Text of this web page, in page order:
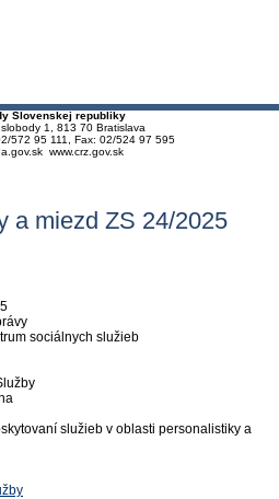
Slovenskej republiky
1, 813 70 Bratislava
572 95 111, Fax: 02/524 97 595
www.crz.gov.sk
a miezd ZS 24/2025
sociálnych služieb
služieb v oblasti personalistiky a